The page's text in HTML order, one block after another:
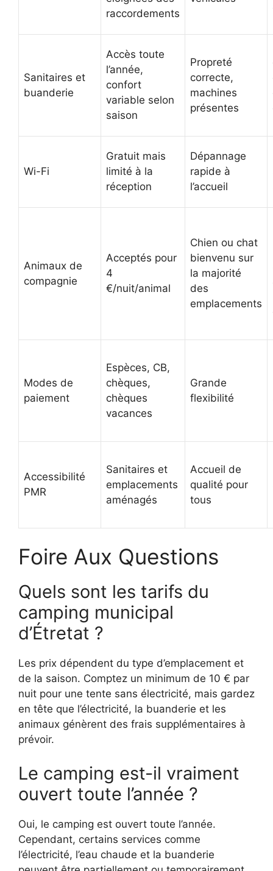
raccordements
Sanitaires et
buanderie
Accès toute
l’année,
confort
variable selon
saison
Propreté
correcte,
machines
présentes
Wi-Fi
Gratuit mais
limité à la
réception
Dépannage
rapide à
l’accueil
Animaux de
compagnie
Acceptés pour
4
€/nuit/animal
Chien ou chat
bienvenu sur
la majorité
des
emplacements
Modes de
paiement
Espèces, CB,
chèques,
chèques
vacances
Grande
flexibilité
Accessibilité
PMR
Sanitaires et
emplacements
aménagés
Accueil de
qualité pour
tous
Foire Aux Questions
Quels sont les tarifs du
camping municipal
d’Étretat ?
Les prix dépendent du type d’emplacement et
de la saison. Comptez un minimum de 10 € par
nuit pour une tente sans électricité, mais gardez
en tête que l’électricité, la buanderie et les
animaux génèrent des frais supplémentaires à
prévoir.
Le camping est-il vraiment
ouvert toute l’année ?
Oui, le camping est ouvert toute l’année.
Cependant, certains services comme
l’électricité, l’eau chaude et la buanderie